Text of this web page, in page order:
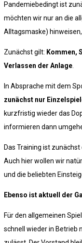
Pandemiebedingt ist
möchten wir nur an die
Alltagsmaske)
Zunächst gilt: Kommen,
Verlassen der Anlage
In Absprache mit dem
zunächst nur
kurzfristig wieder das
informieren dann
Das Training ist
Auch hier wollen wir
und die beliebten
Ebenso ist aktuell der
Für den allgemeinen
schnell wieder in Betrieb